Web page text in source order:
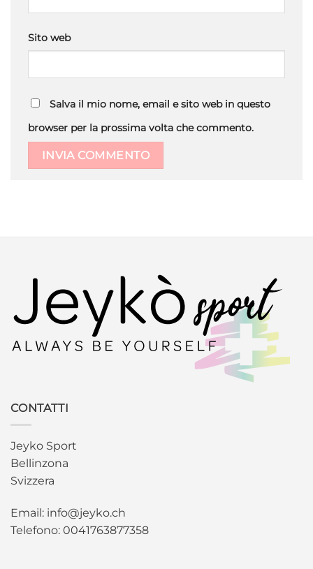
Sito web
Salva il mio nome, email e sito web in questo
browser per la prossima volta che commento.
CONTATTI
Jeyko Sport
Bellinzona
Svizzera
Email: info@jeyko.ch
Telefono: 0041763877358